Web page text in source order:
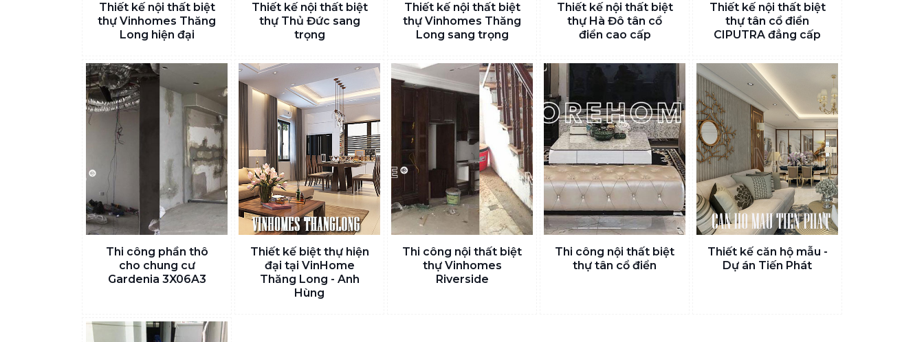
Thiết kế nội thất biệt
thự Vinhomes Thăng
Long hiện đại
Thiết kế nội thất biệt
thự Thủ Đức sang
trọng
Thiết kế nội thất biệt
thự Vinhomes Thăng
Long sang trọng
Thiết kế nội thất biệt
thự Hà Đô tân cổ
điển cao cấp
Thiết kế nội thất biệt
thự tân cổ điển
CIPUTRA đẳng cấp
Thi công phần thô
cho chung cư
Gardenia 3X06A3
Thiết kế biệt thự hiện
đại tại VinHome
Thăng Long - Anh
Hùng
Thi công nội thất biệt
thự Vinhomes
Riverside
Thi công nội thất biệt
thự tân cổ điển
Thiết kế căn hộ mẫu -
Dự án Tiến Phát